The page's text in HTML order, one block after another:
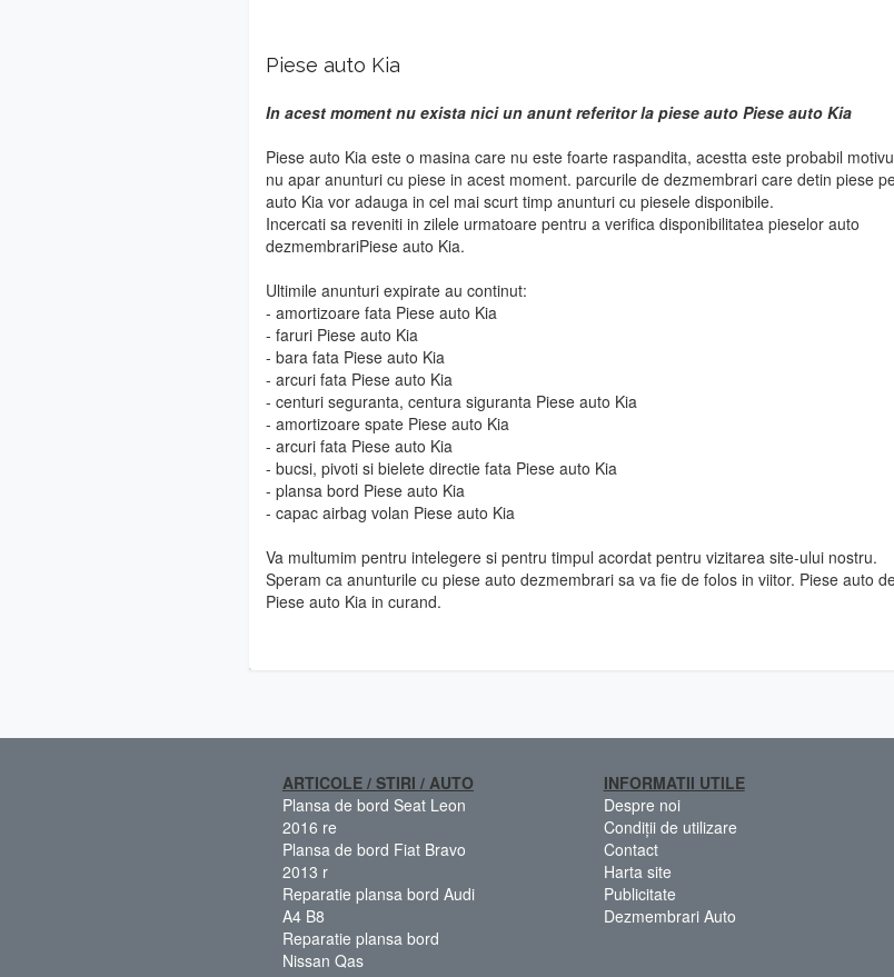
Piese auto Kia
In acest moment nu exista nici un anunt referitor la piese auto Piese auto Kia
Piese auto Kia este o masina care nu este foarte raspandita, acestta este probabil
nu apar anunturi cu piese in acest moment. parcurile de dezmembrari care detin piese
auto Kia vor adauga in cel mai scurt timp anunturi cu piesele disponibile.
Incercati sa reveniti in zilele urmatoare pentru a verifica disponibilitatea pieselor auto
dezmembrariPiese auto Kia.
Ultimile anunturi expirate au continut:
- amortizoare fata Piese auto Kia
- faruri Piese auto Kia
- bara fata Piese auto Kia
- arcuri fata Piese auto Kia
- centuri seguranta, centura siguranta Piese auto Kia
- amortizoare spate Piese auto Kia
- arcuri fata Piese auto Kia
- bucsi, pivoti si bielete directie fata Piese auto Kia
- plansa bord Piese auto Kia
- capac airbag volan Piese auto Kia
Va multumim pentru intelegere si pentru timpul acordat pentru vizitarea site-ului nostru.
Speram ca anunturile cu piese auto dezmembrari sa va fie de folos in viitor. Piese auto
Piese auto Kia in curand.
ARTICOLE / STIRI / AUTO
Plansa de bord Seat Leon
2016 re
Plansa de bord Fiat Bravo
2013 r
Reparatie plansa bord Audi
A4 B8
Reparatie plansa bord
Nissan Qas
INFORMATII UTILE
Despre noi
Condiții de utilizare
Contact
Harta site
Publicitate
Dezmembrari Auto